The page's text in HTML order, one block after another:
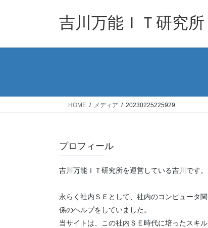
吉川万能ＩＴ研究所
HOME メディア 20230225225929
プロフィール
吉川万能ＩＴ研究所を運営している吉川です。
永らく社内ＳＥとして、社内のコンピュータ関
係のヘルプをしていました。
当サイトは、この社内ＳＥ時代に培ったスキル